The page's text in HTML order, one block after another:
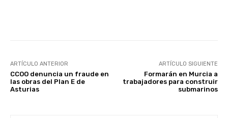
ARTÍCULO ANTERIOR
CCOO denuncia un fraude en
las obras del Plan E de
Asturias
ARTÍCULO SIGUIENTE
Formarán en Murcia a
trabajadores para construir
submarinos